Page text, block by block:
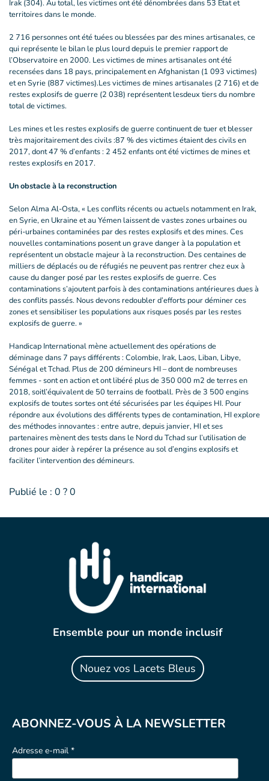
Irak (304). Au total, les victimes ont été dénombrées dans 53 État et
territoires dans le monde.
2 716 personnes ont été tuées ou blessées par des mines artisanales, ce
qui représente le bilan le plus lourd depuis le premier rapport de
l’Observatoire en 2000. Les victimes de mines artisanales ont été
recensées dans 18 pays, principalement en Afghanistan (1 093 victimes)
et en Syrie (887 victimes).Les victimes de mines artisanales (2 716) et de
restes explosifs de guerre (2 038) représentent lesdeux tiers du nombre
total de victimes.
Les mines et les restes explosifs de guerre continuent de tuer et blesser
très majoritairement des civils :87 % des victimes étaient des civils en
2017, dont 47 % d’enfants : 2 452 enfants ont été victimes de mines et
restes explosifs en 2017.
Un obstacle à la reconstruction
Selon Alma Al-Osta, « Les conflits récents ou actuels notamment en Irak,
en Syrie, en Ukraine et au Yémen laissent de vastes zones urbaines ou
péri-urbaines contaminées par des restes explosifs et des mines. Ces
nouvelles contaminations posent un grave danger à la population et
représentent un obstacle majeur à la reconstruction. Des centaines de
milliers de déplacés ou de réfugiés ne peuvent pas rentrer chez eux à
cause du danger posé par les restes explosifs de guerre. Ces
contaminations s’ajoutent parfois à des contaminations antérieures dues à
des conflits passés. Nous devons redoubler d’efforts pour déminer ces
zones et sensibiliser les populations aux risques posés par les restes
explosifs de guerre. »
Handicap International mène actuellement des opérations de
déminage dans 7 pays différents : Colombie, Irak, Laos, Liban, Libye,
Sénégal et Tchad. Plus de 200 démineurs HI – dont de nombreuses
femmes - sont en action et ont libéré plus de 350 000 m2 de terres en
2018, soitl’équivalent de 50 terrains de football. Près de 3 500 engins
explosifs de toutes sortes ont été sécurisées par les équipes HI. Pour
répondre aux évolutions des différents types de contamination, HI explore
des méthodes innovantes : entre autre, depuis janvier, HI et ses
partenaires mènent des tests dans le Nord du Tchad sur l’utilisation de
drones pour aider à repérer la présence au sol d’engins explosifs et
faciliter l’intervention des démineurs.
Publié le : 0 ? 0
Ensemble pour un monde inclusif
Nouez vos Lacets Bleus
ABONNEZ-VOUS À LA NEWSLETTER
Adresse e-mail *